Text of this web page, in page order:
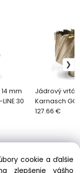
mm
30
Jádrový
Karnasch
127.66 €
cookie a ďalšie
zlepšenie vášho